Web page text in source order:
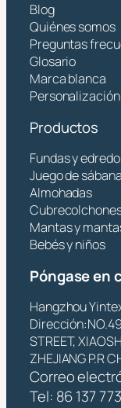
Blog
Quiénes somos
Preguntas
Glosario
Marca blanca
Personalización
Productos
Fundas y
Juego de
Almohadas
Mantas y
Bebés y niños
Póngase en
Hangzhou
STREET,
ZHEJIANG P.R
Correo
Tel: 86 137